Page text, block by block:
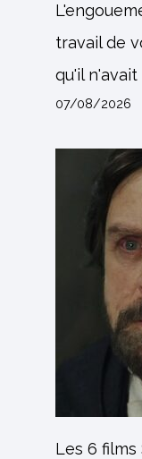
travail de
qu'il n'avait
07/08/2026
Les 6